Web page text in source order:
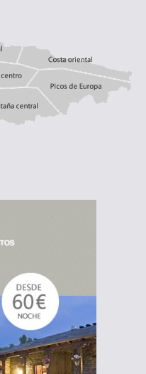
central Picos de Europa